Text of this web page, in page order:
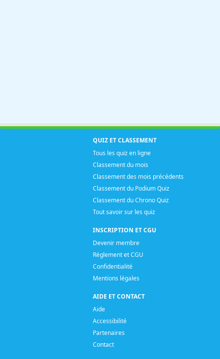
QUIZ ET CLASSEMENT
Tous les quiz en ligne
Classement du mois
Classement des mois précédents
Classement du Podium Quiz
Classement du Chrono Quiz
Tout savoir sur les quiz
INSCRIPTION ET CGU
Devenir membre
Réglement et CGU
Confidentialité
Mentions légales
AIDE ET CONTACT
Aide
Accessibilité
Partenaires
Contact